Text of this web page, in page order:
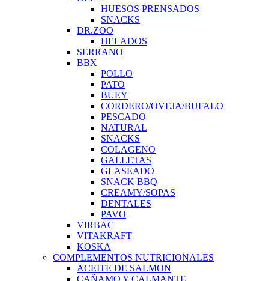
HUESOS PRENSADOS
SNACKS
DR.ZOO
HELADOS
SERRANO
BBX
POLLO
PATO
BUEY
CORDERO/OVEJA/BUFALO
PESCADO
NATURAL
SNACKS
COLAGENO
GALLETAS
GLASEADO
SNACK BBQ
CREAMY/SOPAS
DENTALES
PAVO
VIRBAC
VITAKRAFT
KOSKA
COMPLEMENTOS NUTRICIONALES
ACEITE DE SALMON
CAÑAMO Y CALMANTE